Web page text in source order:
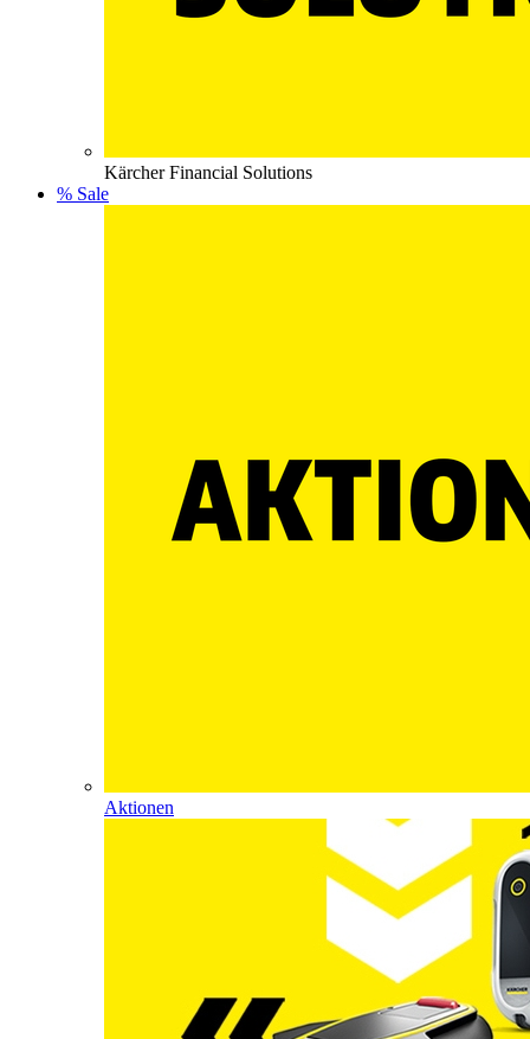
Kärcher Financial Solutions
% Sale
Aktionen